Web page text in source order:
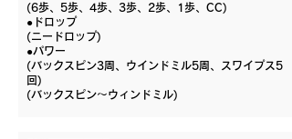
(6歩、5歩、4歩、3歩、2歩、1歩、CC)
●ドロップ
(ニードロップ)
●パワー
(バックスピン3周、ウインドミル5周、スワイプス5
回)
(バックスピン〜ウィンドミル)